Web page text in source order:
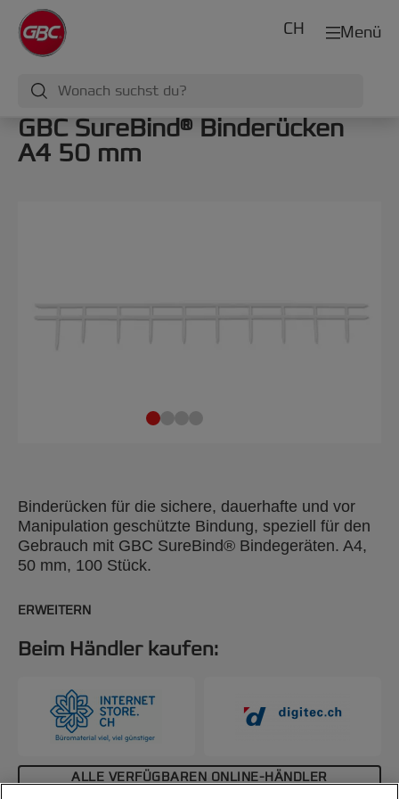
Menü
CH
GBC SureBind® Binderücken
A4 50 mm
Binderücken für die sichere, dauerhafte und vor
Manipulation geschützte Bindung, speziell für den
Gebrauch mit GBC SureBind® Bindegeräten. A4,
50 mm, 100 Stück.
ERWEITERN
Beim Händler kaufen:
ALLE VERFÜGBAREN ONLINE-HÄNDLER
ANZEIGEN